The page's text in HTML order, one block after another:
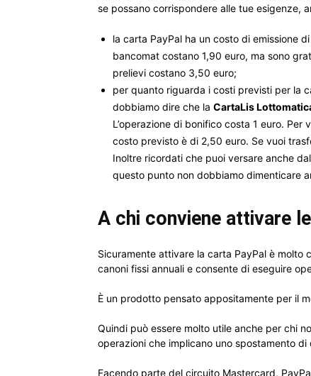
se possano corrispondere alle tue esigenze,
la carta PayPal ha un costo di emissione
bancomat costano 1,90 euro, ma sono
prelievi costano 3,50 euro;
per quanto riguarda i costi previsti per la
dobbiamo dire che la CartaLis
L’operazione di bonifico costa 1 euro.
costo previsto è di 2,50 euro. Se vuoi
Inoltre ricordati che puoi versare anche
questo punto non dobbiamo dimenticare
A chi conviene attivare
Sicuramente attivare la carta PayPal è
canoni fissi annuali e consente di eseguire
È un prodotto pensato appositamente per il
Quindi può essere molto utile anche per chi
operazioni che implicano uno spostamento di
Facendo parte del circuito Mastercard,